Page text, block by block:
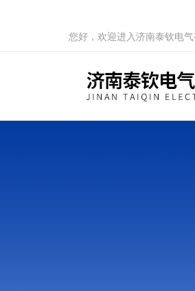
您好，欢迎进入济南泰钦电气